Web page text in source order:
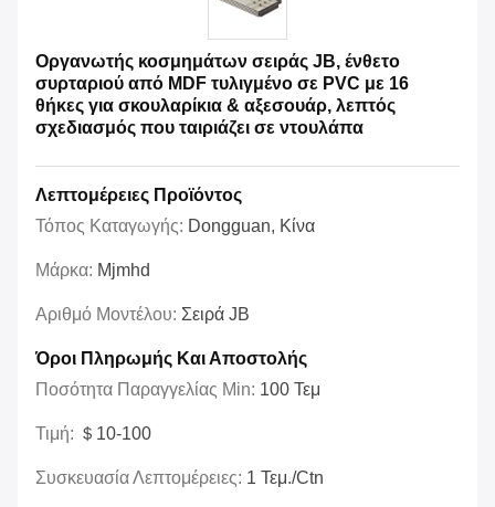
Οργανωτής κοσμημάτων σειράς JB, ένθετο
συρταριού από MDF τυλιγμένο σε PVC με 16
θήκες για σκουλαρίκια & αξεσουάρ, λεπτός
σχεδιασμός που ταιριάζει σε ντουλάπα
Λεπτομέρειες Προϊόντος
Τόπος Καταγωγής: Dongguan, Κίνα
Μάρκα: Mjmhd
Αριθμό Μοντέλου: Σειρά JB
Όροι Πληρωμής Και Αποστολής
Ποσότητα Παραγγελίας Min: 100 Τεμ
Τιμή: ＄10-100
Συσκευασία Λεπτομέρειες: 1 Τεμ./ctn